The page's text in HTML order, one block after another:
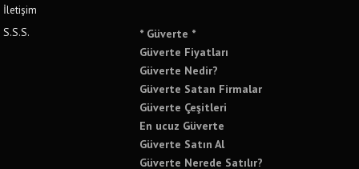
İletişim
S.S.S.
* Güverte *
Güverte Fiyatları
Güverte Nedir?
Güverte Satan Firmalar
Güverte Çeşitleri
En ucuz Güverte
Güverte Satın Al
Güverte Nerede Satılır?